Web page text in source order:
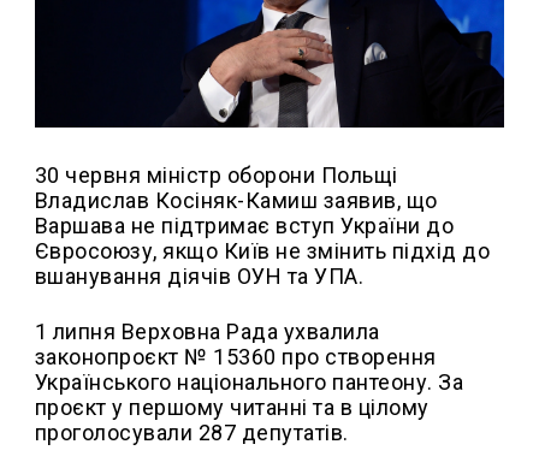
30 червня міністр оборони Польщі
Владислав Косіняк-Камиш заявив, що
Варшава не підтримає вступ України до
Євросоюзу, якщо Київ не змінить підхід до
вшанування діячів ОУН та УПА.
1 липня Верховна Рада ухвалила
законопроєкт № 15360 про створення
Українського національного пантеону. За
проєкт у першому читанні та в цілому
проголосували 287 депутатів.